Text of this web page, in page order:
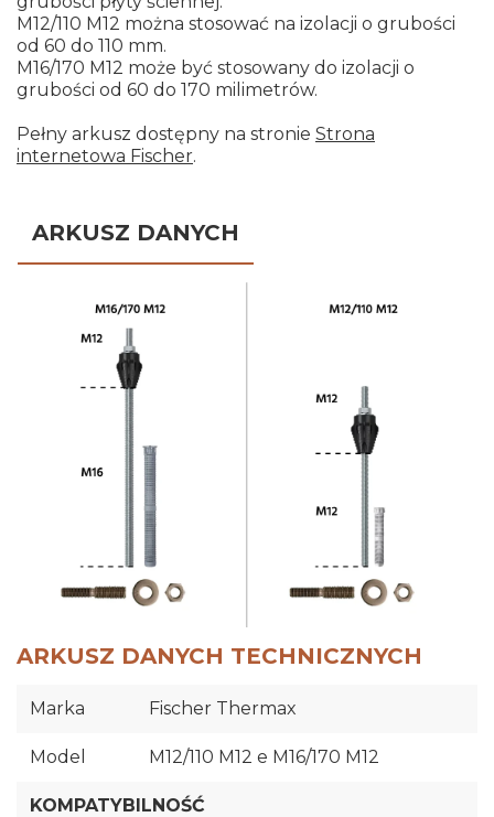
M12/110 M12 można stosować na izolacji o grubości
od 60 do 110 mm.
M16/170 M12 może być stosowany do izolacji o
grubości od 60 do 170 milimetrów.
Pełny arkusz dostępny na stronie Strona
internetowa Fischer.
ARKUSZ DANYCH
ARKUSZ DANYCH TECHNICZNYCH
Marka Fischer Thermax
Model M12/110 M12 e M16/170 M12
KOMPATYBILNOŚĆ